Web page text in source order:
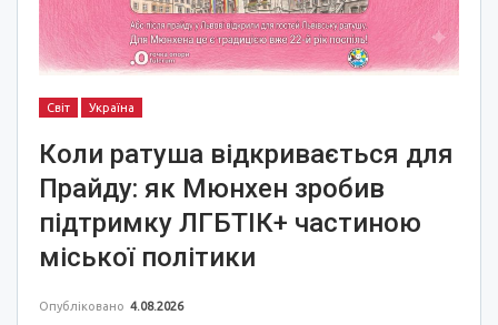
Світ Україна
Коли ратуша відкривається для
Прайду: як Мюнхен зробив
підтримку ЛГБТІК+ частиною
міської політики
Опубліковано 4.08.2026